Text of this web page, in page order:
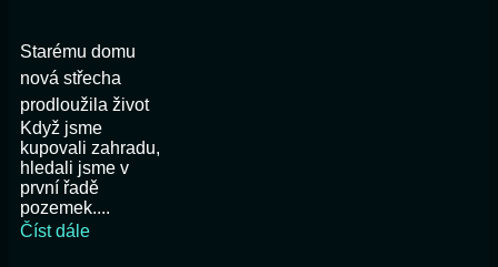
Starému domu
nová střecha
prodloužila život
Když jsme
kupovali zahradu,
hledali jsme v
první řadě
pozemek....
Číst dále